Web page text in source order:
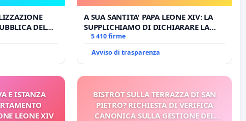
DEL
PROCESSO
A SUA SANTITA' PAPA LEONE XIV: LA
SUPPLICHIAMO DI DICHIARARE LA
SEDE IMPEDITA DI BENEDETTO XVI E/O
5 410 firme
Avviso di trasparenza
E ISTANZA
LEONE XIV
BISTROT SULLA TERRAZZA DI SAN
PIETRO? RICHIESTA DI VERIFICA
CANONICA SULLA GESTIONE DEL